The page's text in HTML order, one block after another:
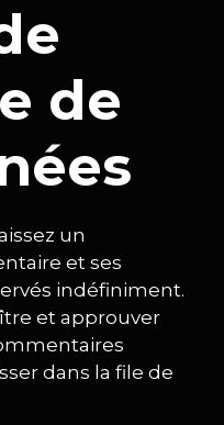
de
un
et ses
indéfiniment.
et approuver
dans la file de